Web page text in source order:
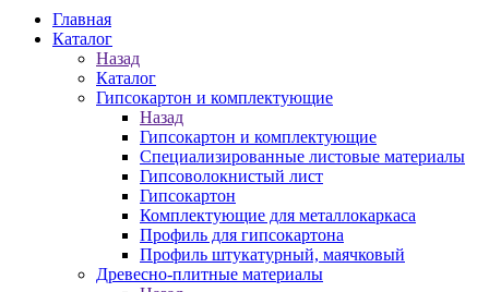
Главная
Каталог
Назад
Каталог
Гипсокартон и комплектующие
Назад
Гипсокартон и комплектующие
Специализированные листовые материалы
Гипсоволокнистый лист
Гипсокартон
Комплектующие для металлокаркаса
Профиль для гипсокартона
Профиль штукатурный, маячковый
Древесно-плитные материалы